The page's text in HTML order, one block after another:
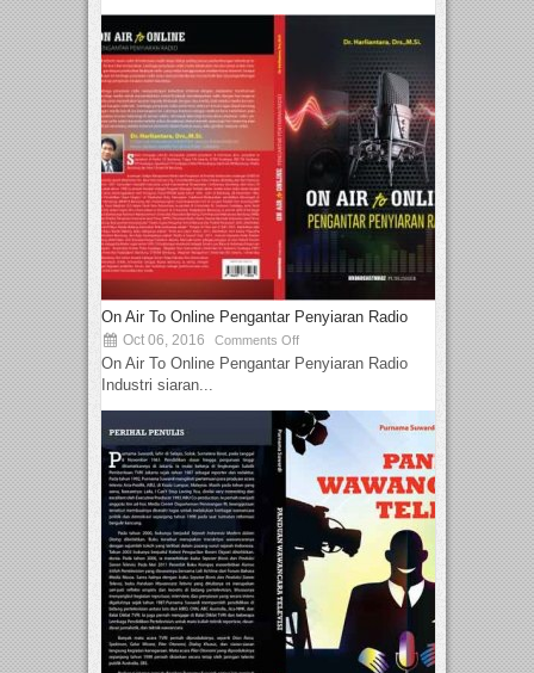
On Air To Online Pengantar Penyiaran Radio
Oct 06, 2016 Comments Off
On Air To Online Pengantar Penyiaran Radio
Industri siaran...